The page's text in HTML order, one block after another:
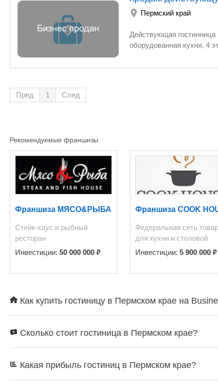
Пермский край
Действующая
оборудованная кухня, 4
Пред 1 След
Рекомендуемые франшизы
Франшиза МЯСО&РЫБА
Стейк-хаус и рыбный
ресторан
Инвестиции: 50 000 000 ₽
Франшиза COOK
Федеральная сеть
для кухни и столовой
Инвестиции: 5 900 000 ₽
Как купить гостиницу в Пермском крае на
Сколько стоит гостиница в Пермском крае?
Какая прибыль гостиниц в Пермском крае?